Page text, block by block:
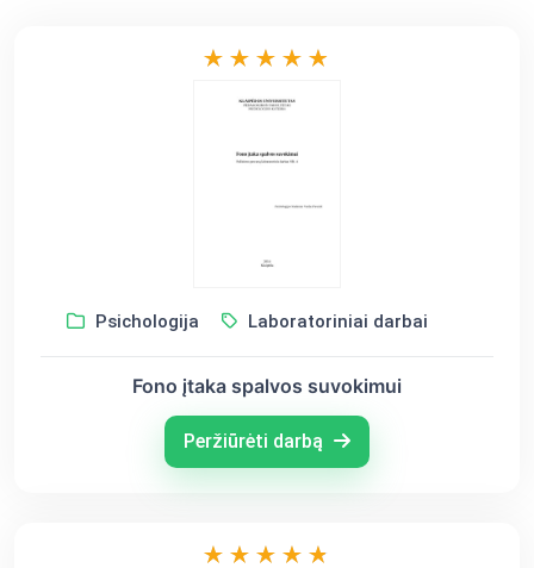
Psichologija Laboratoriniai darbai
Fono įtaka spalvos suvokimui
Peržiūrėti darbą